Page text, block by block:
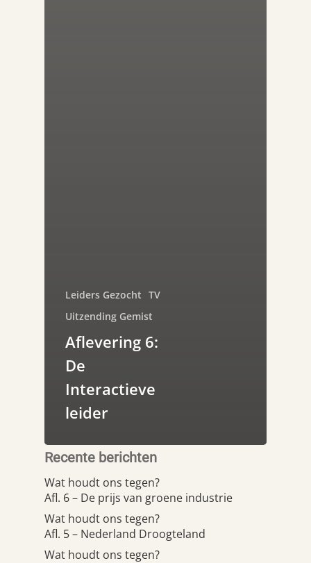
Leiders Gezocht TV
Uitzending Gemist
Aflevering 6:
De
Interactieve
leider
Recente berichten
Wat houdt ons tegen?
Afl. 6 – De prijs van groene industrie
Wat houdt ons tegen?
Afl. 5 – Nederland Droogteland
Wat houdt ons tegen?